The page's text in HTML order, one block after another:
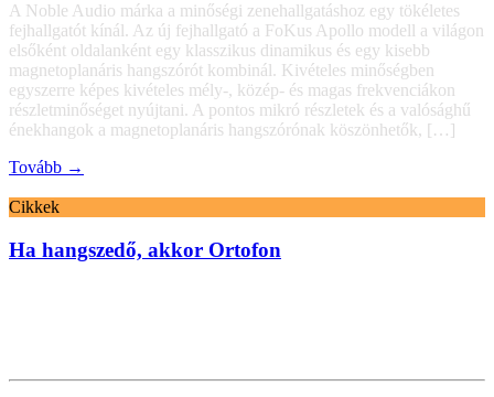
A Noble Audio márka a minőségi zenehallgatáshoz egy tökéletes
fejhallgatót kínál. Az új fejhallgató a FoKus Apollo modell a világon
elsőként oldalanként egy klasszikus dinamikus és egy kisebb
magnetoplanáris hangszórót kombinál. Kivételes minőségben
egyszerre képes kivételes mély-, közép- és magas frekvenciákon
részletminőséget nyújtani. A pontos mikró részletek és a valósághű
énekhangok a magnetoplanáris hangszórónak köszönhetők, […]
Tovább →
Cikkek
Ha hangszedő, akkor Ortofon